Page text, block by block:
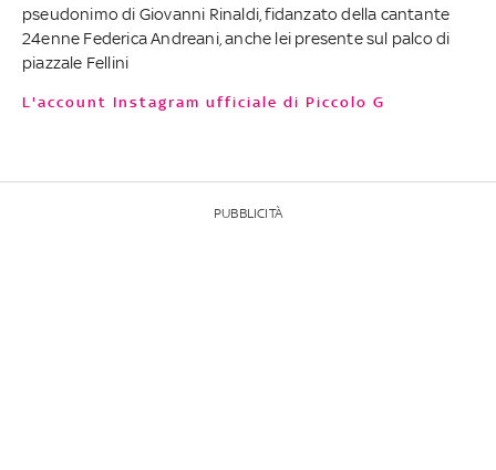
pseudonimo di Giovanni Rinaldi, fidanzato della cantante
24enne Federica Andreani, anche lei presente sul palco di
piazzale Fellini
L'account Instagram ufficiale di Piccolo G
PUBBLICITÀ